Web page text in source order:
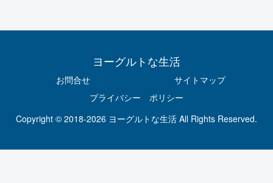
ヨーグルトな生活
お問合せ
サイトマップ
プライバシー ポリシー
Copyright © 2018-2026 ヨーグルトな生活 All Rights Reserved.